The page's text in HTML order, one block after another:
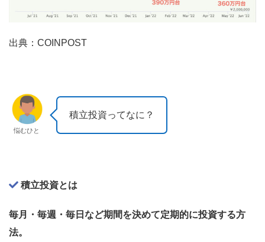
出典：COINPOST
悩むひと
積立投資ってなに？
積立投資とは
毎月・毎週・毎日など期間を決めて定期的に投資する方
法。